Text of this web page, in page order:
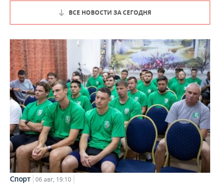
ВСЕ НОВОСТИ ЗА СЕГОДНЯ
Спорт 06 авг, 19:10